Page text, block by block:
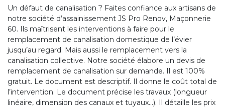
Un défaut de canalisation ? Faites confiance aux artisans de
notre société d’assainissement JS Pro Renov, Maçonnerie
60. Ils maîtrisent les interventions à faire pour le
remplacement de canalisation domestique de l’évier
jusqu’au regard. Mais aussi le remplacement vers la
canalisation collective. Notre société élabore un devis de
remplacement de canalisation sur demande. Il est 100%
gratuit. Le document est descriptif. Il donne le coût total de
l’intervention. Le document précise les travaux (longueur
linéaire, dimension des canaux et tuyaux…). Il détaille les prix